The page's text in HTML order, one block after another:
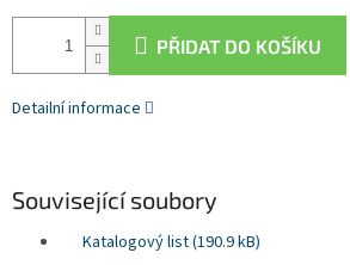
PŘIDAT DO KOŠÍKU
Detailní informace
Související soubory
Katalogový list (190.9 kB)